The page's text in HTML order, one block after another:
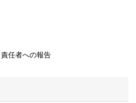
任者への報告